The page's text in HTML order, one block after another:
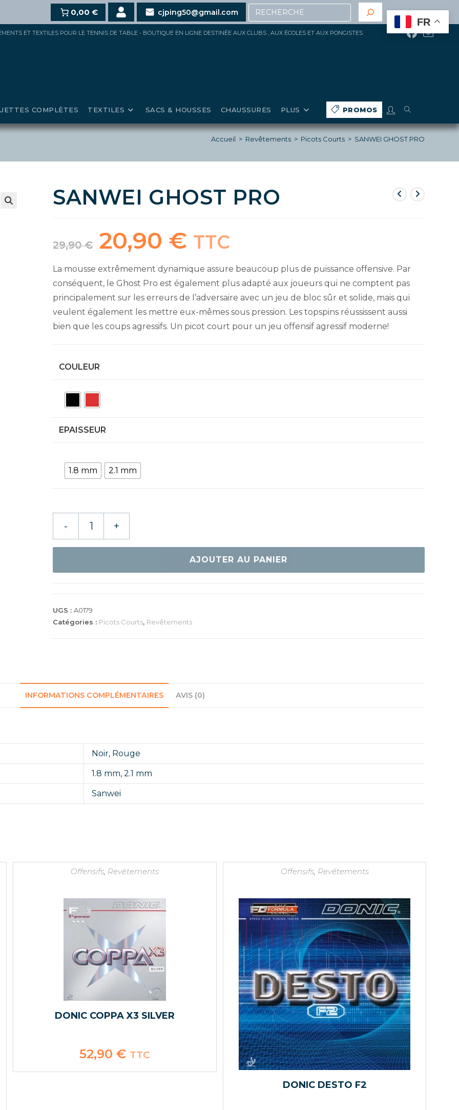
15%pour 150€ et jusqu’à20%au-delà de 200€ d’achat(hors gros matériels, réduction,
0,00 € cjping50@gmail.com Recherche
ET TEXTILES POUR LE TENNIS DE TABLE - BOUTIQUE EN LIGNE DESTINÉE AUX CLUBS , AUX ÉCOLES ET AUX PONGISTES
COMPLÈTES TEXTILES SACS & HOUSSES CHAUSSURES PLUS PROMOS
TOGGLE
WEBSITE
SEARCH
Accueil > Revêtements > Picots Courts > SANWEI GHOST PRO
SANWEI GHOST PRO
29,90€
Le
prix
initial
20,90 € prix
TTC
La mousse extrêmement dynamique assure beaucoup plus de puissance offensive. Par
conséquent, le Ghost Pro est également plus adapté aux joueurs qui ne comptent pas
principalement sur les erreurs de l’adversaire avec un jeu de bloc sûr et solide, mais qui
veulent également les mettre eux-mêmes sous pression. Les topspins réussissent aussi
bien que les coups agressifs. Un picot court pour un jeu offensif agressif moderne!
COULEUR
EPAISSEUR
1.8 mm 2.1 mm
- +
AJOUTER AU PANIER
UGS :A0179
Catégories : Picots Courts, Revêtements
INFORMATIONS COMPLÉMENTAIRES AVIS (0)
Noir, Rouge
1.8 mm,2.1 mm
Sanwei
Offensifs, Revêtements
DONIC COPPA X3 SILVER
52,90 € TTC
Offensifs, Revêtements
DONIC DESTO F2
FR